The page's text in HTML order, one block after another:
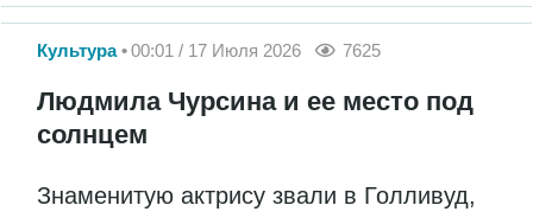
Культура 00:01 / 17 Июля 2026 7625
Людмила Чурсина и ее место под
солнцем
Знаменитую актрису звали в Голливуд,